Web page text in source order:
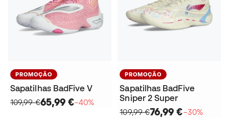
PROMOÇÃO
Sapatilhas BadFive V
109,99 €65,99 €−40%
PROMOÇÃO
Sapatilhas BadFive
Sniper 2 Super
109,99 €76,99 €−30%